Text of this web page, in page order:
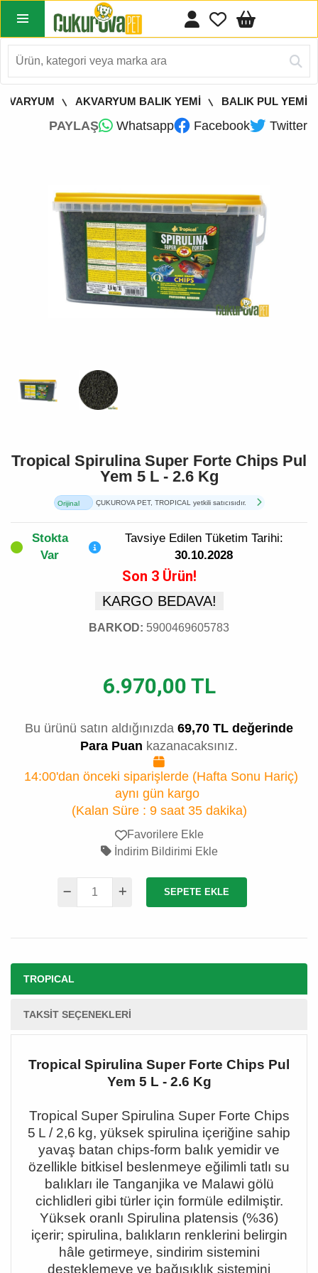
AKVARYUM BALIK YEMİ BALIK PUL YEMİ
PAYLAŞ Whatsapp Facebook Twitter
Tropical Spirulina Super Forte Chips Pul
Yem 5 L - 2.6 Kg
Orijinal
ÇUKUROVA PET, TROPICAL yetkili satıcısıdır.
Stokta
Var
Tavsiye Edilen Tüketim Tarihi:
30.10.2028
Son 3 Ürün!
KARGO BEDAVA!
BARKOD: 5900469605783
6.970,00 TL
Bu ürünü satın aldığınızda 69,70 TL değerinde
Para Puan kazanacaksınız.
14:00'dan önceki siparişlerde (Hafta Sonu Hariç)
aynı gün kargo
(Kalan Süre : 9 saat 35 dakika)
Favorilere Ekle
İndirim Bildirimi Ekle
SEPETE EKLE
TROPICAL
TAKSIT SEÇENEKLERI
Tropical Spirulina Super Forte Chips Pul
Yem 5 L - 2.6 Kg
Tropical Super Spirulina Super Forte Chips
5 L / 2,6 kg, yüksek spirulina içeriğine sahip
yavaş batan chips-form balık yemidir ve
özellikle bitkisel beslenmeye eğilimli tatlı su
balıkları ile Tanganjika ve Malawi gölü
cichlidleri gibi türler için formüle edilmiştir.
Yüksek oranlı Spirulina platensis (%36)
içerir; spirulina, balıkların renklerini belirgin
hâle getirmeye, sindirim sistemini
desteklemeye ve bağışıklık sistemini